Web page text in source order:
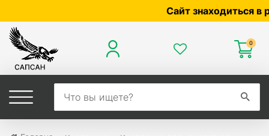
Сайт знаходиться в
0